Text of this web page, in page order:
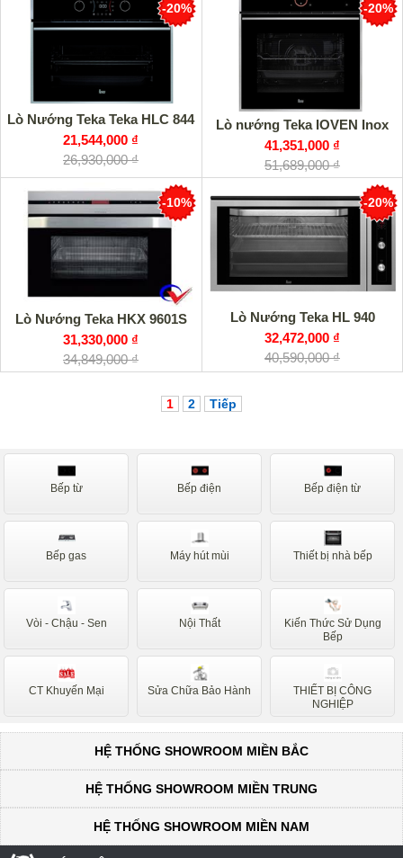
Lò Nướng Teka Teka HLC 844
21,544,000 ₫
26,930,000 ₫
-20%
Lò nướng Teka IOVEN Inox
41,351,000 ₫
51,689,000 ₫
-20%
Lò Nướng Teka HKX 9601S
31,330,000 ₫
34,849,000 ₫
-10%
Lò Nướng Teka HL 940
32,472,000 ₫
40,590,000 ₫
-20%
1 2 Tiếp
Bếp từ Bếp điện Bếp điện từ
Bếp gas Máy hút mùi Thiết bị nhà bếp
Vòi - Chậu - Sen Nội Thất
Kiến Thức Sử Dụng
Bếp
CT Khuyến Mại Sửa Chữa Bảo Hành
THIẾT BỊ CÔNG
NGHIỆP
HỆ THỐNG SHOWROOM MIỀN BẮC
HỆ THỐNG SHOWROOM MIỀN TRUNG
HỆ THỐNG SHOWROOM MIỀN NAM